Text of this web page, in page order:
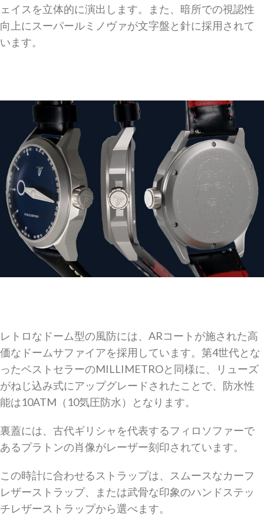
ェイスを立体的に演出します。また、暗所での視認性
向上にスーパールミノヴァが文字盤と針に採用されて
います。
レトロなドーム型の風防には、ARコートが施された高
価なドームサファイアを採用しています。第4世代とな
ったベストセラーのMILLIMETROと同様に、リューズ
がねじ込み式にアップグレードされたことで、防水性
能は10ATM（10気圧防水）となります。
裏蓋には、古代ギリシャを代表するフィロソファーで
あるプラトンの肖像がレーザー刻印されています。
この時計に合わせるストラップは、スムースなカーフ
レザーストラップ、または武骨な印象のハンドステッ
チレザーストラップから選べます。